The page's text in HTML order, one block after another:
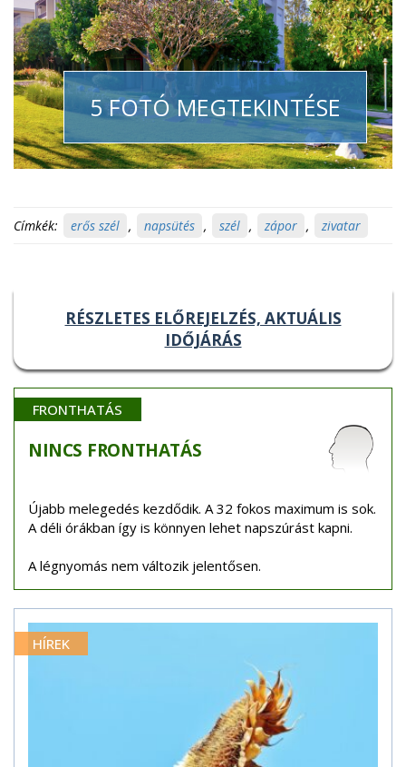
5 FOTÓ MEGTEKINTÉSE
Címkék: erős szél , napsütés , szél , zápor , zivatar
RÉSZLETES ELŐREJELZÉS, AKTUÁLIS
IDŐJÁRÁS
FRONTHATÁS
NINCS FRONTHATÁS
Újabb melegedés kezdődik. A 32 fokos maximum is sok.
A déli órákban így is könnyen lehet napszúrást kapni.
A légnyomás nem változik jelentősen.
HÍREK